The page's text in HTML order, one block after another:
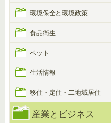
環境保全と環境政策
食品衛生
ペット
生活情報
移住・定住・二地域居住
産業とビジネス